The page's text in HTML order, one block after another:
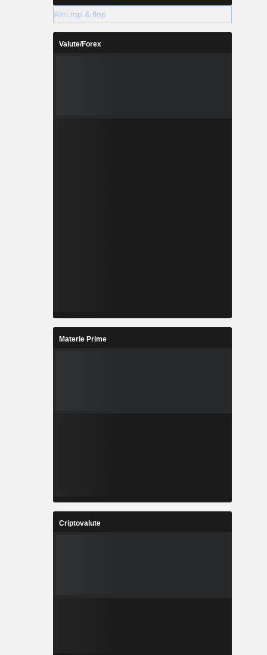
Altri top & flop
Valute/Forex
Materie Prime
Criptovalute